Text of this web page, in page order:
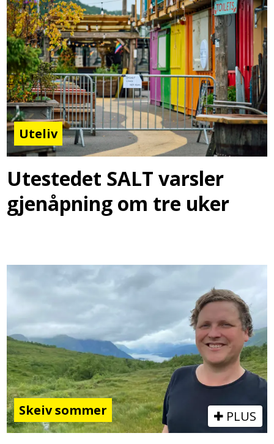
Uteliv
Utestedet SALT varsler
gjenåpning om tre uker
Skeiv sommer PLUS